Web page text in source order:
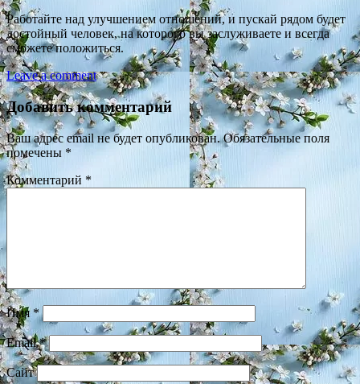
Работайте над улучшением отношений, и пускай рядом будет
достойный человек, на которого вы заслуживаете и всегда
сможете положиться.
Leave a comment
Добавить комментарий
Ваш адрес email не будет опубликован. Обязательные поля
помечены *
Комментарий *
Имя*
Email*
Сайт